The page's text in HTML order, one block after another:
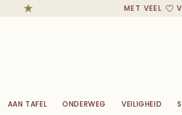
MET VEEL
AAN TAFEL ONDERWEG VEILIGHEID